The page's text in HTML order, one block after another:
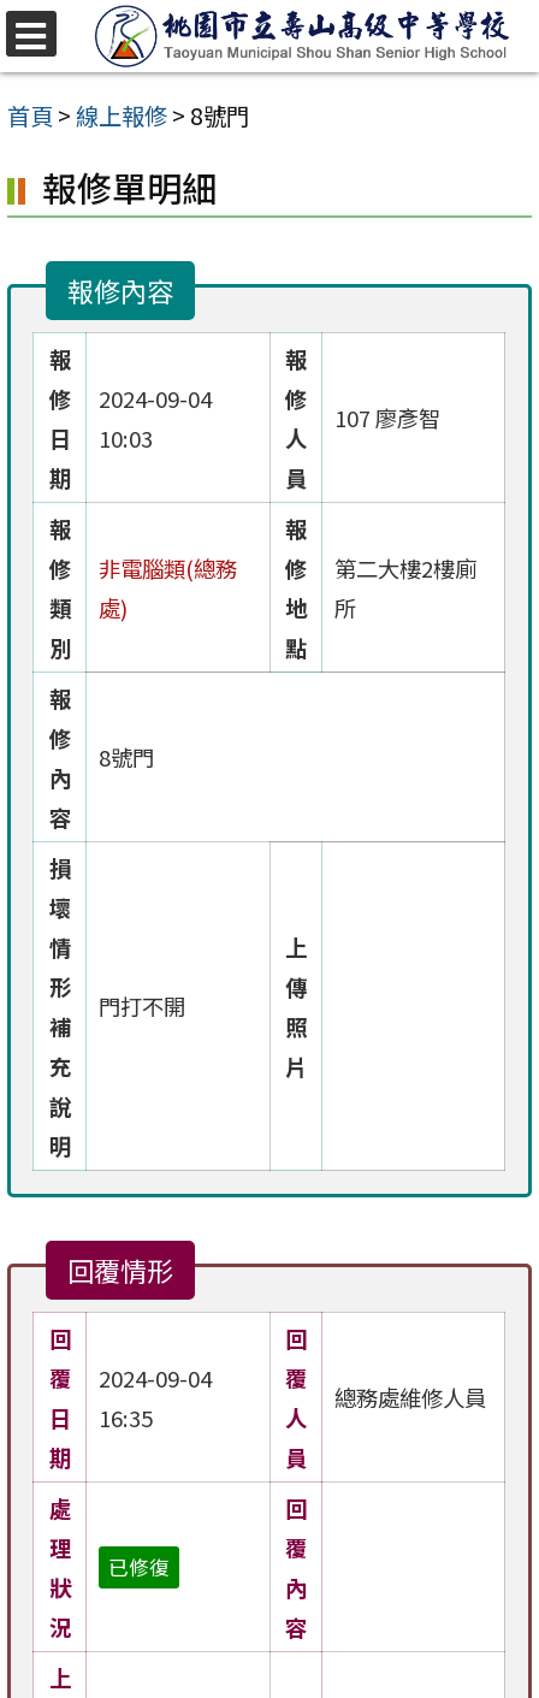
跳
至
主
內
容
首頁 >線上報修> 8號門
報修單明細
報修內容
報
修
日
期
2024-09-04
10:03
報
修
人
員
107 廖彥智
報
修
類
別
非電腦類(總務
處)
報
修
地
點
第二大樓2樓廁
所
報
修
內
容
8號門
損
壞
情
形
補
充
說
明
門打不開
上
傳
照
片
回覆情形
回
覆
日
期
2024-09-04
16:35
回
覆
人
員
總務處維修人員
處
理
狀
況
已修復
回
覆
內
容
上
選
單